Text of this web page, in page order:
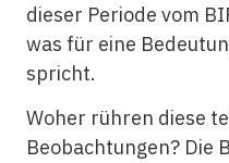
dieser Periode vom
was für eine
spricht.
Woher rühren diese
Beobachtungen? Die